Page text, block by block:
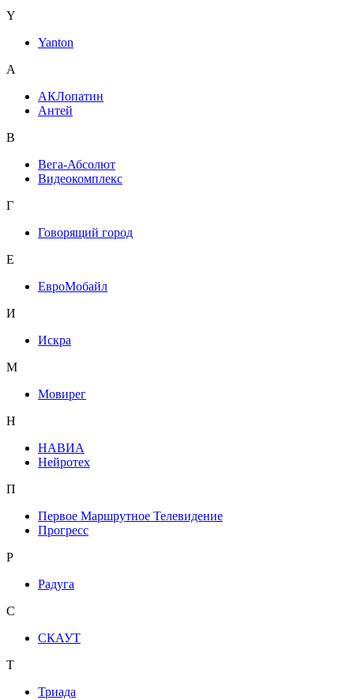
Y
Yanton
А
АКЛопатин
Антей
В
Вега-Абсолют
Видеокомплекс
Г
Говорящий город
Е
ЕвроМобайл
И
Искра
М
Мовирег
Н
НАВИА
Нейротех
П
Первое Маршрутное Телевидение
Прогресс
Р
Радуга
С
СКАУТ
Т
Триада